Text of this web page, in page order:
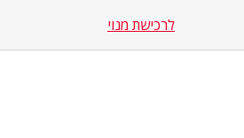
לרכישת מנוי